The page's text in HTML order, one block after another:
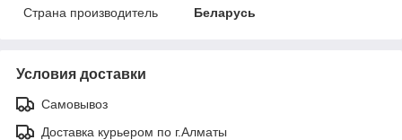
Страна производитель
Беларусь
Условия доставки
Самовывоз
Доставка курьером по г.Алматы